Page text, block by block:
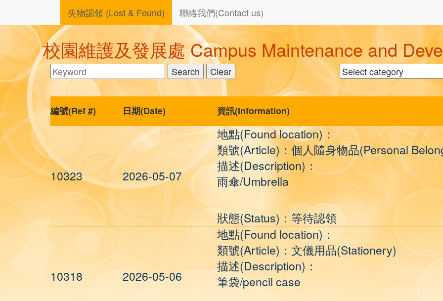
失物認領 (Lost & Found) 聯絡我們(Contact us)
校園維護及發展處 Campus Maintenance and
編號(Ref #) 日期(Date) 資訊(Information)
10323 2026-05-07
地點(Found location)：
類號(Article)：個人隨身物品(Personal
描述(Description)：
雨傘/Umbrella
狀態(Status)：等待認領
10318 2026-05-06
地點(Found location)：
類號(Article)：文儀用品(Stationery)
描述(Description)：
筆袋/pencil case